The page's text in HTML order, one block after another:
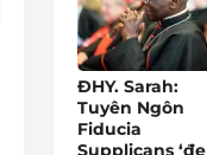
ĐHY. Sarah:
Tuyên Ngôn
Fiducia
Supplicans ‘đe